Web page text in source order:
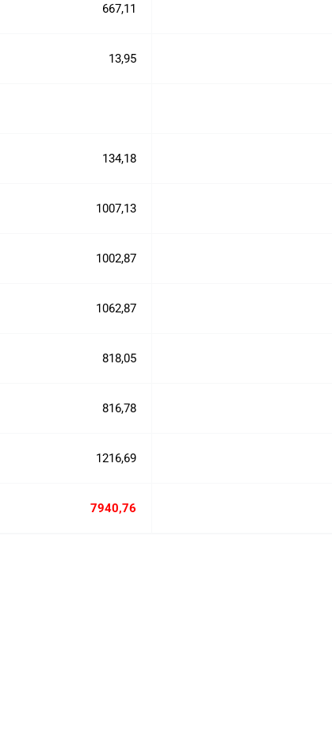
667,11
13,95
134,18
1007,13
1002,87
1062,87
818,05
816,78
1216,69
7940,76